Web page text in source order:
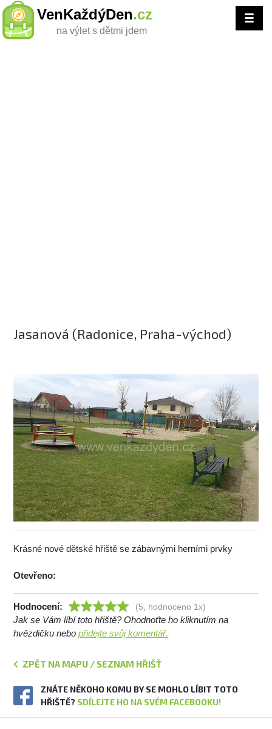
VenKaždýDen.cz
na výlet s dětmi jdem
Jasanová (Radonice, Praha-východ)
Krásné nové dětské hřiště se zábavnými herními prvky
Otevřeno:
Hodnocení: (5, hodnoceno 1x)
Jak se Vám líbí toto hřiště? Ohodnoťte ho kliknutím na
hvězdičku nebopřidejte svůj komentář.
ZPĚT NA MAPU / SEZNAM HŘIŠŤ
ZNÁTE NĚKOHO KOMU BY SE MOHLO LÍBIT TOTO
HŘIŠTĚ? SDÍLEJTE HO NA SVÉM FACEBOOKU!